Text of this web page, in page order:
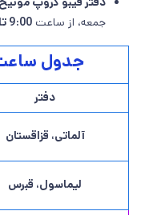
جمعه، از ساعت 9:00 تا 18:00 به وقت محلی (GMT+2)
جدول ساعت
دفتر
آلماتی، قزاقستان
لیماسول، قبرس